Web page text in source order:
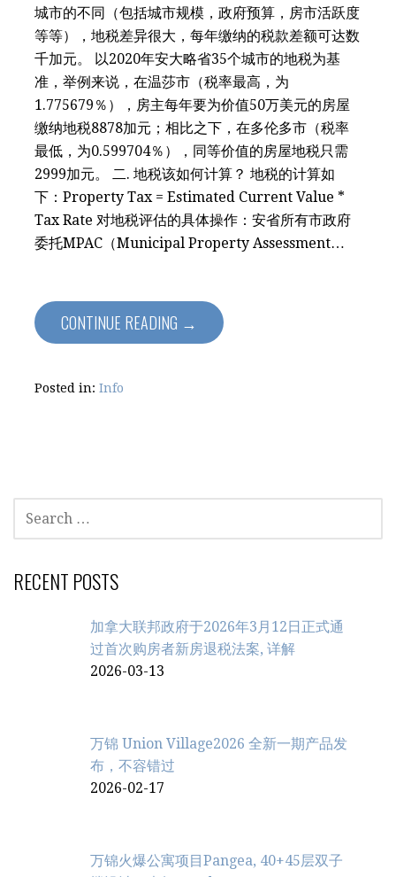
城市的不同（包括城市规模，政府预算，房市活跃度
等等），地税差异很大，每年缴纳的税款差额可达数
千加元。 以2020年安大略省35个城市的地税为基
准，举例来说，在温莎市（税率最高，为
1.775679％），房主每年要为价值50万美元的房屋
缴纳地税8878加元；相比之下，在多伦多市（税率
最低，为0.599704％），同等价值的房屋地税只需
2999加元。 二. 地税该如何计算？ 地税的计算如
下：Property Tax = Estimated Current Value *
Tax Rate 对地税评估的具体操作：安省所有市政府
委托MPAC（Municipal Property Assessment…
CONTINUE READING →
Posted in: Info
SEARCH
FOR:
RECENT POSTS
加拿大联邦政府于2026年3月12日正式通
过首次购房者新房退税法案, 详解
2026-03-13
万锦 Union Village2026 全新一期产品发
布，不容错过
2026-02-17
万锦火爆公寓项目Pangea, 40+45层双子